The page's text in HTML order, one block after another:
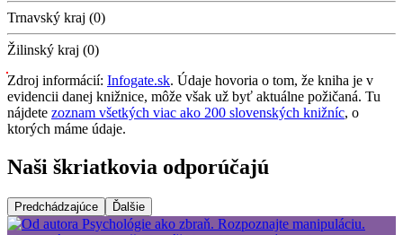
Trnavský kraj (0)
Žilinský kraj (0)
Zdroj informácií: Infogate.sk. Údaje hovoria o tom, že kniha je v
evidencii danej knižnice, môže však už byť aktuálne požičaná. Tu
nájdete zoznam všetkých viac ako 200 slovenských knižníc, o
ktorých máme údaje.
Naši škriatkovia odporúčajú
Predchádzajúce Ďalšie